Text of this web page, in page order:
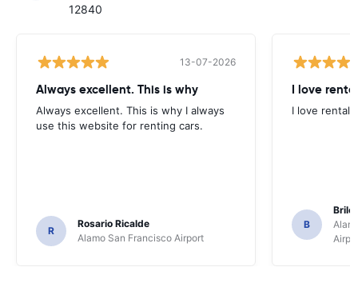
12840
13-07-2026
Always excellent. This is why
Always excellent. This is why I always
use this website for renting cars.
R
Rosario Ricalde
Alamo San Francisco Airport
I love
I love rental
B